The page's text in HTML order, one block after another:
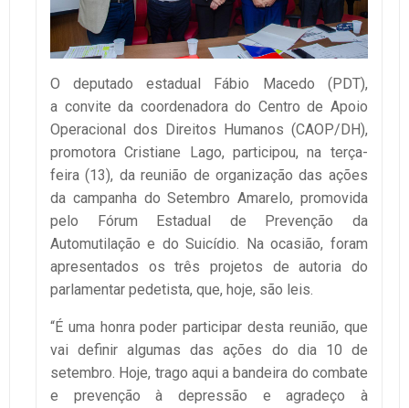
O deputado estadual Fábio Macedo (PDT),
a convite da coordenadora do Centro de Apoio
Operacional dos Direitos Humanos (CAOP/DH),
promotora Cristiane Lago, participou, na terça-
feira (13), da reunião de organização das ações
da campanha do Setembro Amarelo, promovida
pelo Fórum Estadual de Prevenção da
Automutilação e do Suicídio. Na ocasião, foram
apresentados os três projetos de autoria do
parlamentar pedetista, que, hoje, são leis.
“É uma honra poder participar desta reunião, que
vai definir algumas das ações do dia 10 de
setembro. Hoje, trago aqui a bandeira do combate
e prevenção à depressão e agradeço à